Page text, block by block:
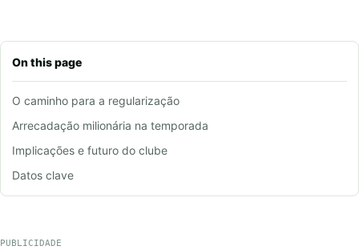
On this page
O caminho para a regularização
Arrecadação milionária na temporada
Implicações e futuro do clube
Datos clave
PUBLICIDADE